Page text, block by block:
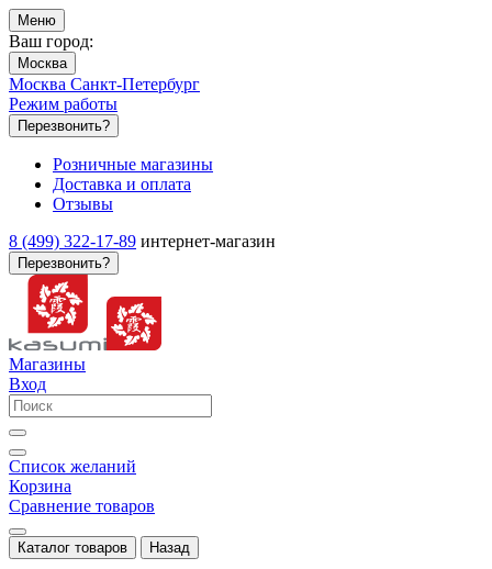
Меню
Ваш город:
Москва
Москва Санкт-Петербург
Режим работы
Перезвонить?
Розничные магазины
Доставка и оплата
Отзывы
8 (499) 322-17-89 интернет-магазин
Перезвонить?
Магазины
Вход
Список желаний
Корзина
Сравнение товаров
Каталог товаров Назад